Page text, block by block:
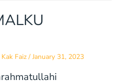
Kak Faiz /January 31, 2023